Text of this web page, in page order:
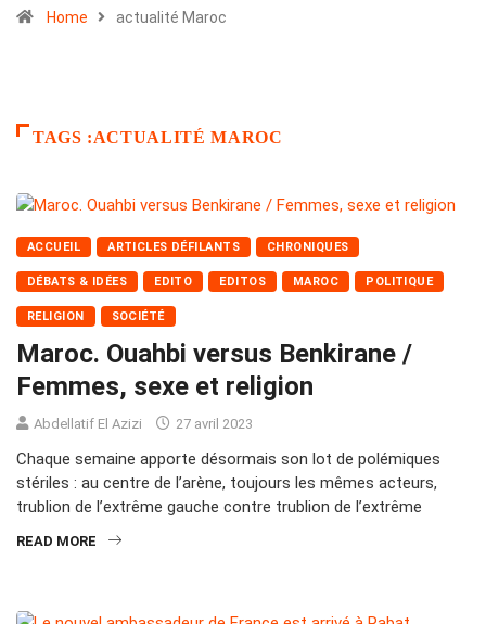
Home actualité Maroc
TAGS :ACTUALITÉ MAROC
ACCUEIL ARTICLES DÉFILANTS CHRONIQUES
DÉBATS & IDÉES EDITO EDITOS MAROC POLITIQUE
RELIGION SOCIÉTÉ
Maroc. Ouahbi versus Benkirane /
Femmes, sexe et religion
Abdellatif El Azizi 27 avril 2023
Chaque semaine apporte désormais son lot de polémiques
stériles : au centre de l’arène, toujours les mêmes acteurs,
trublion de l’extrême gauche contre trublion de l’extrême
READ MORE